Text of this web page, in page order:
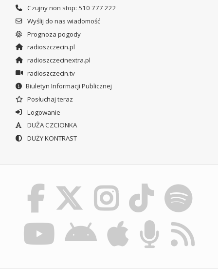
Czujny non stop: 510 777 222
Wyślij do nas wiadomość
Prognoza pogody
radioszczecin.pl
radioszczecinextra.pl
radioszczecin.tv
Biuletyn Informacji Publicznej
Posłuchaj teraz
Logowanie
DUŻA CZCIONKA
DUŻY KONTRAST